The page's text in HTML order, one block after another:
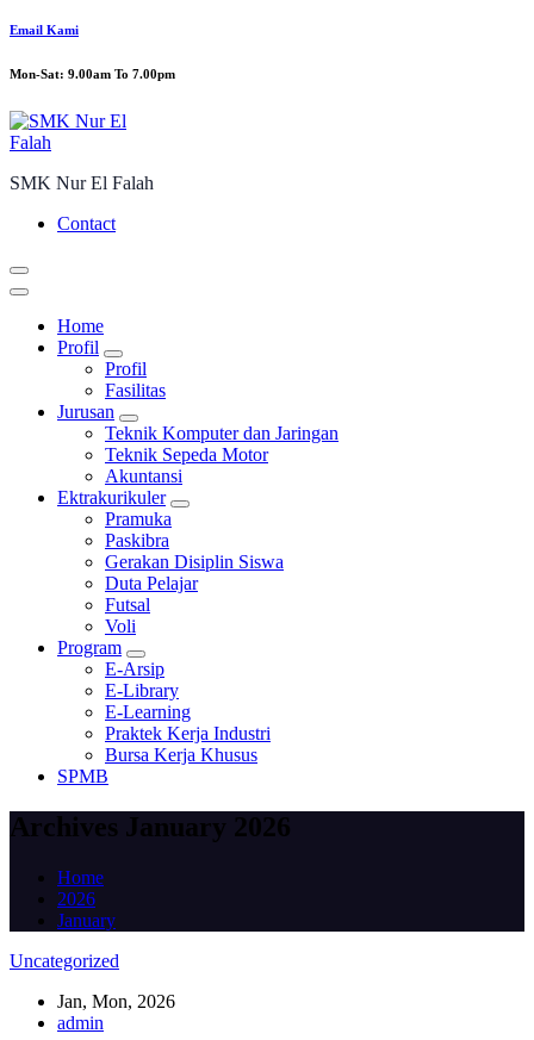
Email Kami
Mon-Sat: 9.00am To 7.00pm
SMK Nur El Falah
Contact
Home
Profil
Profil
Fasilitas
Jurusan
Teknik Komputer dan Jaringan
Teknik Sepeda Motor
Akuntansi
Ektrakurikuler
Pramuka
Paskibra
Gerakan Disiplin Siswa
Duta Pelajar
Futsal
Voli
Program
E-Arsip
E-Library
E-Learning
Praktek Kerja Industri
Bursa Kerja Khusus
SPMB
Archives January 2026
Home
2026
January
Uncategorized
Jan, Mon, 2026
admin